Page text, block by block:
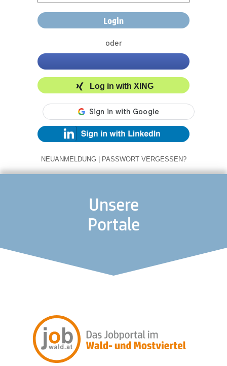
oder
Log in with XING
NEUANMELDUNG | PASSWORT VERGESSEN?
Unsere
Portale